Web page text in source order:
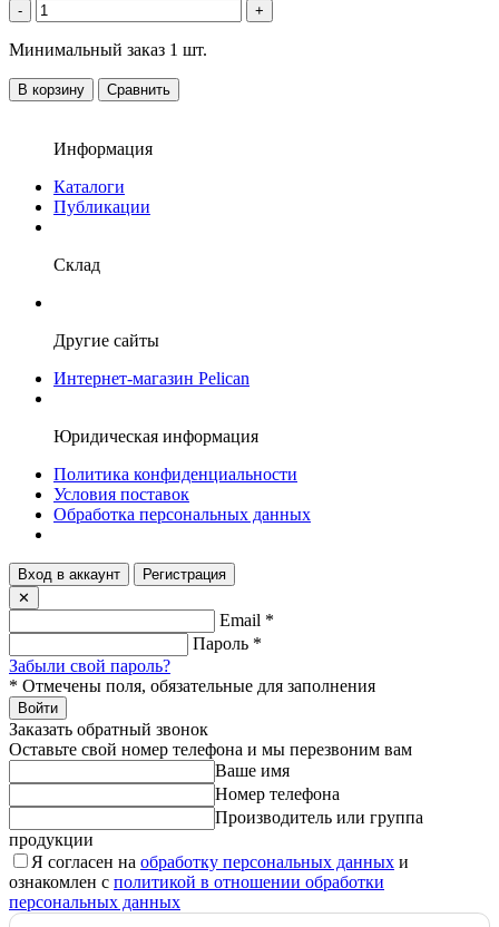
- +
Минимальный заказ 1 шт.
В корзину Сравнить
Информация
Каталоги
Публикации
Склад
Другие сайты
Интернет-магазин Pelican
Юридическая информация
Политика конфиденциальности
Условия поставок
Обработка персональных данных
Вход в аккаунт
Регистрация
✕
Email *
Пароль *
Забыли свой пароль?
* Отмечены поля, обязательные для заполнения
Войти
Заказать обратный звонок
Оставьте свой номер телефона и мы перезвоним вам
Ваше имя
Номер телефона
Производитель или группа
продукции
Я согласен на обработку персональных данных и
ознакомлен с политикой в отношении обработки
персональных данных